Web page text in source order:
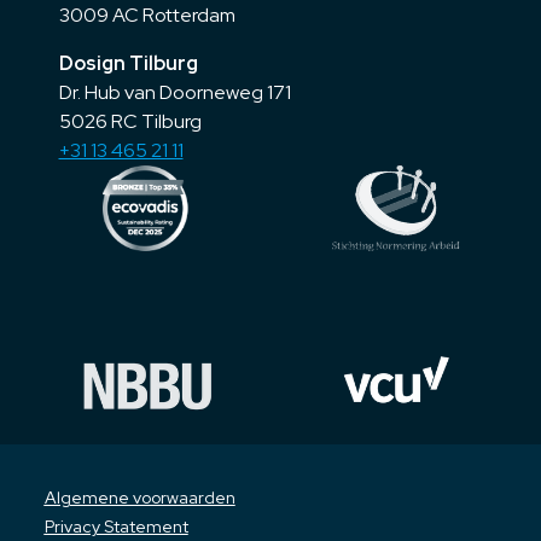
3009 AC Rotterdam
Dosign Tilburg
Dr. Hub van Doorneweg 171
5026 RC Tilburg
+31 13 465 21 11
Algemene voorwaarden
Privacy Statement